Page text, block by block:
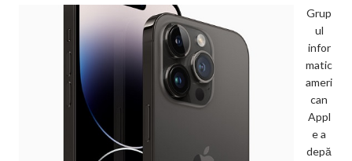
Grup
ul
infor
matic
ameri
can
Appl
e a
depă